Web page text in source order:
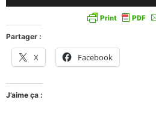
Partager :
X Facebook
J’aime ça :